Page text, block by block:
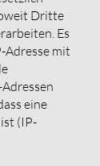
Dritte
Es
Adresse mit
eine
(IP-